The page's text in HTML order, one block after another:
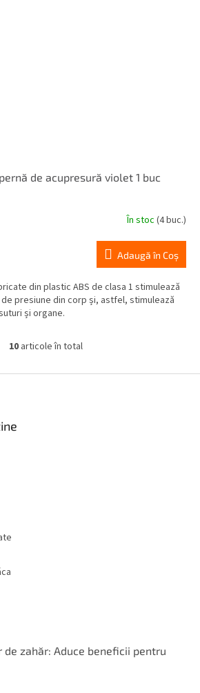
de acupresură violet 1 buc
În stoc (4 buc.)
Adaugă în Coş
din plastic ABS de clasa 1 stimulează
presiune din corp și, astfel, stimulează
și organe.
C
n
10articole în total
zahăr: Aduce beneficii pentru